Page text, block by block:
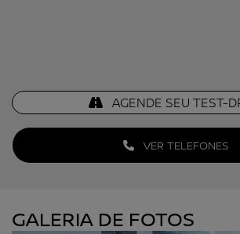
VER TELEFONES
AGENDE SEU TEST-
GALERIA DE FOTOS